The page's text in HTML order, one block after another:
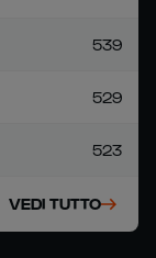
539
529
523
VEDI TUTTO